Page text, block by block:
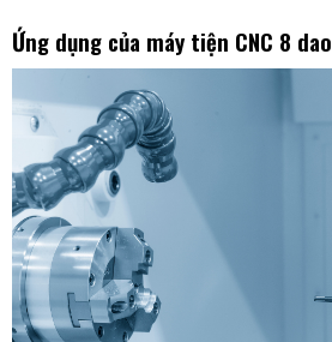
Ứng dụng của máy tiện CNC 8 dao